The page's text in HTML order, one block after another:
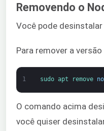
Removendo o
Você pode desinstalar
Para remover a
1 sudo apt remove
O comando acima
você quiser